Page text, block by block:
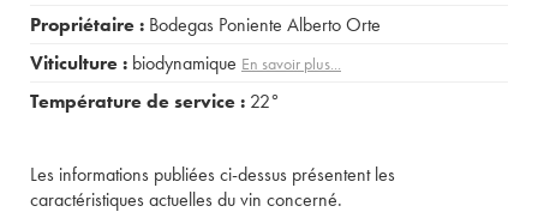
Propriétaire : Bodegas Poniente Alberto Orte
Viticulture : biodynamique En savoir plus...
Température de service : 22°
Les informations publiées ci-dessus présentent les
caractéristiques actuelles du vin concerné.